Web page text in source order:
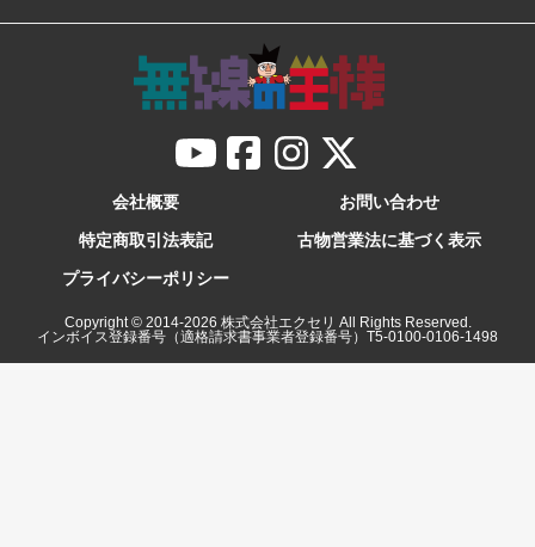
会社概要
お問い合わせ
特定商取引法表記
古物営業法に基づく表示
プライバシーポリシー
Copyright © 2014-2026 株式会社エクセリ All Rights Reserved.
インボイス登録番号（適格請求書事業者登録番号）T5-0100-0106-1498